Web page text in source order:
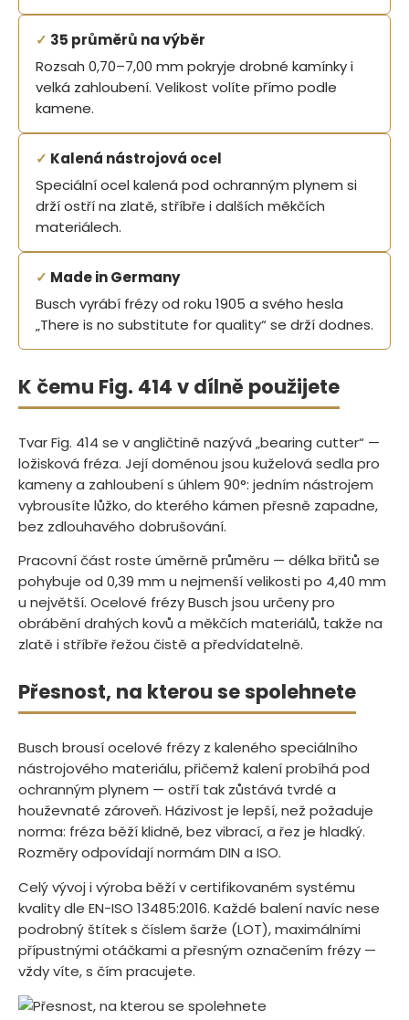
✓ 35 průměrů na výběr
Rozsah 0,70–7,00 mm pokryje drobné kamínky i
velká zahloubení. Velikost volíte přímo podle
kamene.
✓ Kalená nástrojová ocel
Speciální ocel kalená pod ochranným plynem si
drží ostří na zlatě, stříbře i dalších měkčích
materiálech.
✓ Made in Germany
Busch vyrábí frézy od roku 1905 a svého hesla
„There is no substitute for quality“ se drží dodnes.
K čemu Fig. 414 v dílně použijete
Tvar Fig. 414 se v angličtině nazývá „bearing cutter“ —
ložisková fréza. Její doménou jsou kuželová sedla pro
kameny a zahloubení s úhlem 90°: jedním nástrojem
vybrousíte lůžko, do kterého kámen přesně zapadne,
bez zdlouhavého dobrušování.
Pracovní část roste úměrně průměru — délka břitů se
pohybuje od 0,39 mm u nejmenší velikosti po 4,40 mm
u největší. Ocelové frézy Busch jsou určeny pro
obrábění drahých kovů a měkčích materiálů, takže na
zlatě i stříbře řežou čistě a předvídatelně.
Přesnost, na kterou se spolehnete
Busch brousí ocelové frézy z kaleného speciálního
nástrojového materiálu, přičemž kalení probíhá pod
ochranným plynem — ostří tak zůstává tvrdé a
houževnaté zároveň. Házivost je lepší, než požaduje
norma: fréza běží klidně, bez vibrací, a řez je hladký.
Rozměry odpovídají normám DIN a ISO.
Celý vývoj i výroba běží v certifikovaném systému
kvality dle EN-ISO 13485:2016. Každé balení navíc nese
podrobný štítek s číslem šarže (LOT), maximálními
přípustnými otáčkami a přesným označením frézy —
vždy víte, s čím pracujete.